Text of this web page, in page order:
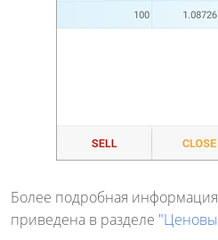
Более подробная информация
приведена в разделе